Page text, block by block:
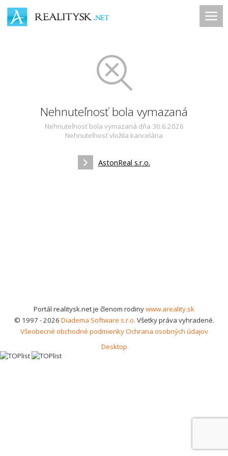
Nehnuteľnosť bola vymazaná
Nehnuteľnosť bola vymazaná dňa 30.6.2026
Nehnuteľnosť vložila kancelária
AstonReal s.r.o.
Portál realitysk.net je členom rodinywww.areality.sk
© 1997 - 2026 Diadema Software s.r.o. Všetky práva vyhradené.
Všeobecné obchodné podmienkyOchrana osobných údajov
Desktop